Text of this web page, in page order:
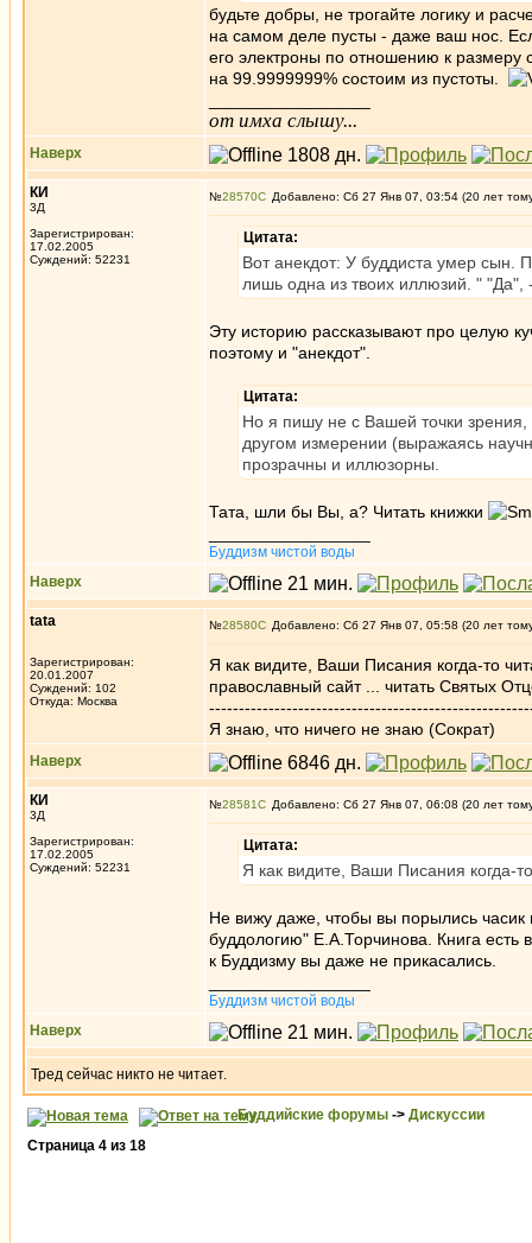
будьте добры, не трогайте логику и
на самом деле пусты - даже ваш нос.
его электроны по отношению к размеру
на 99.9999999% состоим из пустоты.
от имха слышу...
Наверх
КИ
3Д
Зарегистрирован:
17.02.2005
Суждений: 52231
№28570 Добавлено: Сб 27 Янв 07, 03:54 (20 лет
Цитата:
Вот анекдот: У буддиста умер сын.
лишь одна из твоих иллюзий. "
Эту историю рассказывают про целую
поэтому и "анекдот".
Цитата:
Но я пишу не с Вашей точки зрения,
другом измерении (выражаясь
прозрачны и иллюзорны.
Тата, шли бы Вы, а? Читать книжки
Буддизм чистой воды
Наверх
tata
Зарегистрирован:
20.01.2007
Суждений: 102
Откуда: Москва
№28580 Добавлено: Сб 27 Янв 07, 05:58 (20 лет
Я как видите, Ваши Писания когда-то
православный сайт ... читать
Я знаю, что ничего не знаю (Сократ)
Наверх
КИ
3Д
Зарегистрирован:
17.02.2005
Суждений: 52231
№28581 Добавлено: Сб 27 Янв 07, 06:08 (20 лет
Цитата:
Я как видите, Ваши Писания когда-
Не вижу даже, чтобы вы порылись
буддологию" Е.А.Торчинова. Книга есть
к Буддизму вы даже не прикасались.
Буддизм чистой воды
Наверх
Тред сейчас никто не читает.
Буддийские форумы -> Дискуссии
Страница 4 из 18